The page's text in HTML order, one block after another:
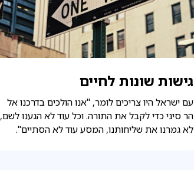
גישות שונות לחיים
עם ישראל היו צריכים לומר, "אנו הולכים בדרכנו אל
הר סיני כדי לקבל את התורה. וכל עוד לא הגענו לשם,
לא גמרנו את שליחותנו, המסע עוד לא הסתיים".